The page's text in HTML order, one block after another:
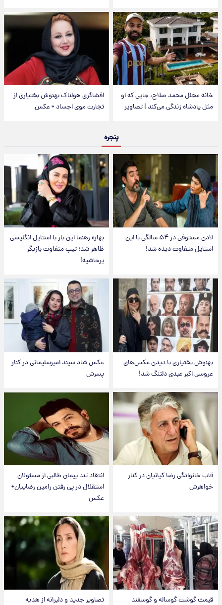
خانه مجلل محمد صلاح، جایی که او
مثل پادشاه زندگی می‌کند | تصاویر
افشاگری هولناک بهنوش بختیاری از
تجارت موی اجساد + عکس
پنجره
لادن مستوفی در ۵۴ سالگی با این
استایل متفاوت دیده شد!
بهاره رهنما این بار با استایل انگلیسی
ظاهر شد؛ تیپ متفاوت بازیگر
پرحاشیه!
بهنوش بختیاری با دیدن عکس‌های
عروسی اکبر عبدی دلتنگ شد!
عکس شاد سپند امیرسلیمانی در کنار
پسرش
قاب خانوادگی رضا کیانیان در کنار
خواهرش
انتقاد تند پیمان طالبی از مسئولان
استقلال در پی رفتن رامین رضاییان+
عکس
قیمت گوشت گوساله و گوسفند تصاویر جدید و دلبرانه از هدیه